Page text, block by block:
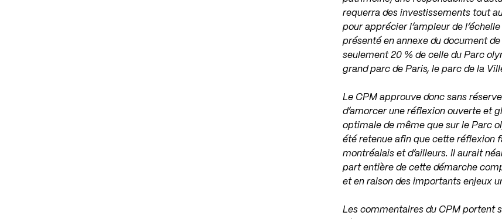
requerra des investissements tout
pour apprécier l’ampleur de
présenté en annexe du document
seulement 20 % de celle du Parc
grand parc de Paris, le parc de la
Le CPM approuve donc sans
d’amorcer une réflexion ouverte et
optimale de même que sur le Parc
été retenue afin que cette réflexion
montréalais et d’ailleurs. Il aurait
part entière de cette démarche
et en raison des importants enjeux
Les commentaires du CPM portent